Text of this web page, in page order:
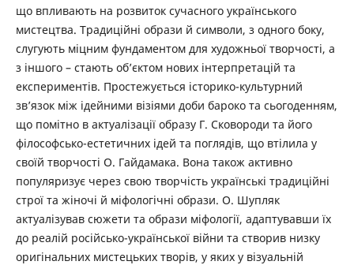
що впливають на розвиток сучасного українського
мистецтва. Традиційні образи й символи, з одного боку,
слугують міцним фундаментом для художньої творчості, а
з іншого – стають об’єктом нових інтерпретацій та
експериментів. Простежується історико-культурний
зв’язок між ідейними візіями доби бароко та сьогоденням,
що помітно в актуалізації образу Г. Сковороди та його
філософсько-естетичних ідей та поглядів, що втілила у
своїй творчості О. Гайдамака. Вона також активно
популяризує через свою творчість українські традиційні
строї та жіночі й міфологічні образи. О. Шупляк
актуалізував сюжети та образи міфології, адаптувавши їх
до реалій російсько-української війни та створив низку
оригінальних мистецьких творів, у яких у візуальній